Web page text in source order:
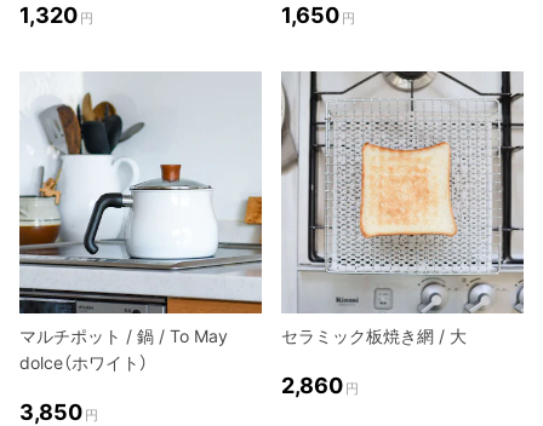
1,320 円 1,650 円
マルチポット / 鍋 / To May
dolce（ホワイト）
3,850 円
セラミック板焼き網 / 大
2,860 円